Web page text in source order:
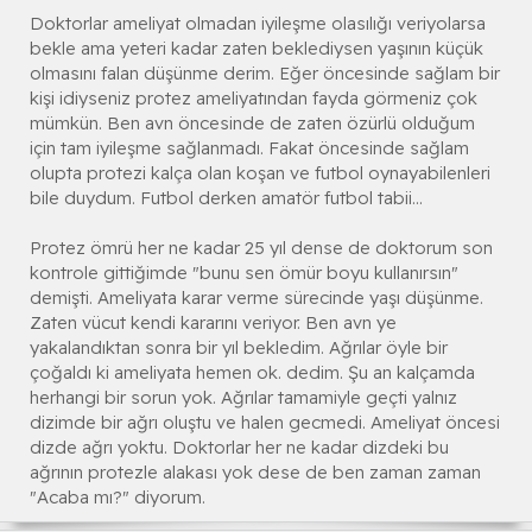
Doktorlar ameliyat olmadan iyileşme olasılığı veriyolarsa
bekle ama yeteri kadar zaten beklediysen yaşının küçük
olmasını falan düşünme derim. Eğer öncesinde sağlam bir
kişi idiyseniz protez ameliyatından fayda görmeniz çok
mümkün. Ben avn öncesinde de zaten özürlü olduğum
için tam iyileşme sağlanmadı. Fakat öncesinde sağlam
olupta protezi kalça olan koşan ve futbol oynayabilenleri
bile duydum. Futbol derken amatör futbol tabii...
Protez ömrü her ne kadar 25 yıl dense de doktorum son
kontrole gittiğimde "bunu sen ömür boyu kullanırsın"
demişti. Ameliyata karar verme sürecinde yaşı düşünme.
Zaten vücut kendi kararını veriyor. Ben avn ye
yakalandıktan sonra bir yıl bekledim. Ağrılar öyle bir
çoğaldı ki ameliyata hemen ok. dedim. Şu an kalçamda
herhangi bir sorun yok. Ağrılar tamamiyle geçti yalnız
dizimde bir ağrı oluştu ve halen gecmedi. Ameliyat öncesi
dizde ağrı yoktu. Doktorlar her ne kadar dizdeki bu
ağrının protezle alakası yok dese de ben zaman zaman
"Acaba mı?" diyorum.